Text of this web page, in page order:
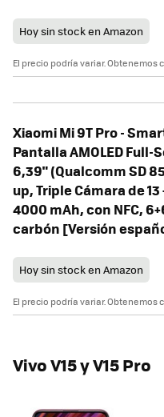
Hoy sin stock en Amazon
El precio podría variar.
Xiaomi Mi 9T Pro -
Pantalla AMOLED Full-
6,39" (Qualcomm SD
up, Triple Cámara de 13
4000 mAh, con NFC,
carbón [Versión
Hoy sin stock en Amazon
El precio podría variar.
Vivo V15 y V15 Pro